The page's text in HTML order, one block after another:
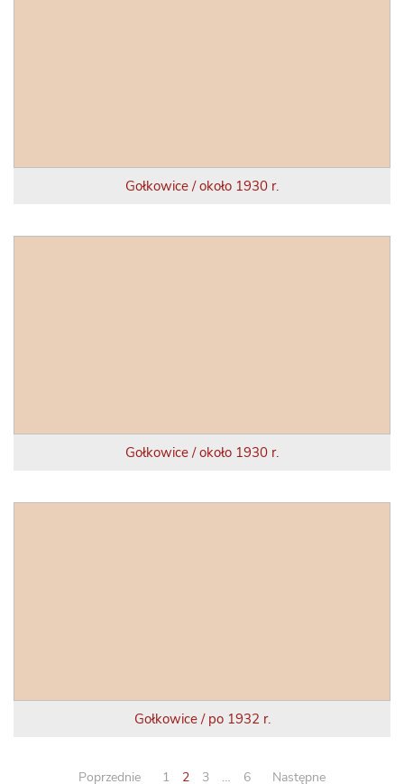
Gołkowice / około 1930 r.
Gołkowice / około 1930 r.
Gołkowice / po 1932 r.
Poprzednie 1 2 3 … 6 Następne